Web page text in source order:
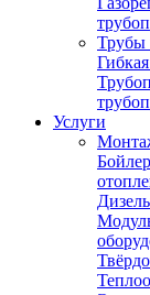
Трубы
Услуги